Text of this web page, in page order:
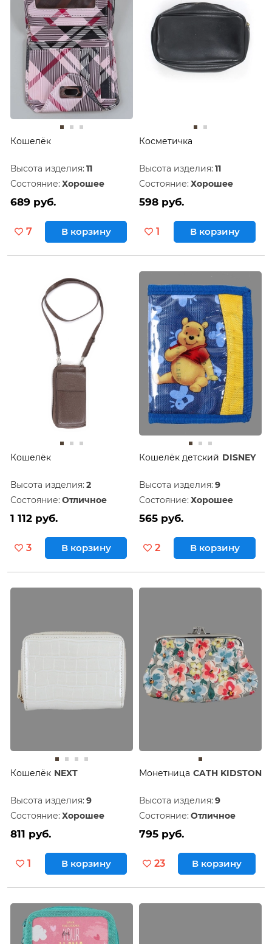
Кошелёк
Высота изделия: 11
Состояние: Хорошее
689 руб.
7 В корзину
Косметичка
Высота изделия: 11
Состояние: Хорошее
598 руб.
1 В корзину
Кошелёк
Высота изделия: 2
Состояние: Отличное
1 112 руб.
3 В корзину
Кошелёк детский DISNEY
Высота изделия: 9
Состояние: Хорошее
565 руб.
2 В корзину
Кошелёк NEXT
Высота изделия: 9
Состояние: Хорошее
811 руб.
1 В корзину
Монетница CATH KIDSTON
Высота изделия: 9
Состояние: Отличное
795 руб.
23 В корзину